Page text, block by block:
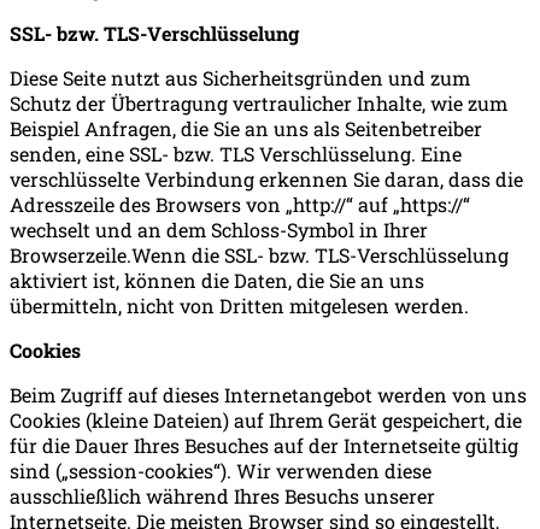
SSL- bzw. TLS-Verschlüsselung
Diese Seite nutzt aus Sicherheitsgründen und zum
Schutz der Übertragung vertraulicher Inhalte, wie zum
Beispiel Anfragen, die Sie an uns als Seitenbetreiber
senden, eine SSL- bzw. TLS Verschlüsselung. Eine
verschlüsselte Verbindung erkennen Sie daran, dass die
Adresszeile des Browsers von „http://“ auf „https://“
wechselt und an dem Schloss-Symbol in Ihrer
Browserzeile.Wenn die SSL- bzw. TLS-Verschlüsselung
aktiviert ist, können die Daten, die Sie an uns
übermitteln, nicht von Dritten mitgelesen werden.
Cookies
Beim Zugriff auf dieses Internetangebot werden von uns
Cookies (kleine Dateien) auf Ihrem Gerät gespeichert, die
für die Dauer Ihres Besuches auf der Internetseite gültig
sind („session-cookies“). Wir verwenden diese
ausschließlich während Ihres Besuchs unserer
Internetseite. Die meisten Browser sind so eingestellt,